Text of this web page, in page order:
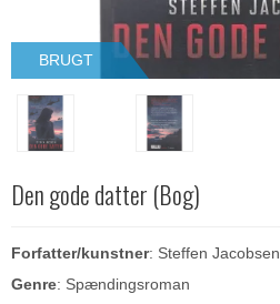
BRUGT
Den gode datter (Bog)
Forfatter/kunstner: Steffen Jacobsen
Genre: Spændingsroman